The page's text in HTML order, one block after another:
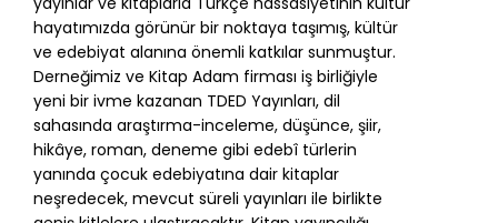
hayatımızda görünür bir noktaya taşımış, kültür
ve edebiyat alanına önemli katkılar sunmuştur.
Derneğimiz ve Kitap Adam firması iş birliğiyle
yeni bir ivme kazanan TDED Yayınları, dil
sahasında araştırma-inceleme, düşünce, şiir,
hikâye, roman, deneme gibi edebî türlerin
yanında çocuk edebiyatına dair kitaplar
neşredecek, mevcut süreli yayınları ile birlikte